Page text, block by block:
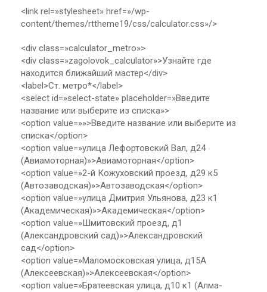
<link rel=»stylesheet» href=»/wp-
content/themes/rttheme19/css/calculator.css»/>
<div class=»calculator_metro»>
<div class=»zagolovok_calculator»>Узнайте где
находится ближайший мастер</div>
<label>Ст. метро*</label>
<select id=»select-state» placeholder=»Введите
название или выберите из списка»>
<option value=»»>Введите название или выберите из
списка</option>
<option value=»улица Лефортовский Вал, д24
(Авиамоторная)»>Авиамоторная</option>
<option value=»2-й Кожуховский проезд, д29 к5
(Автозаводская)»>Автозаводская</option>
<option value=»улица Дмитрия Ульянова, д23 к1
(Академическая)»>Академическая</option>
<option value=»Шмитовский проезд, д1
(Александровский сад)»>Александровский
сад</option>
<option value=»Маломосковская улица, д15А
(Алексеевская)»>Алексеевская</option>
<option value=»Братеевская улица, д10 к1 (Алма-